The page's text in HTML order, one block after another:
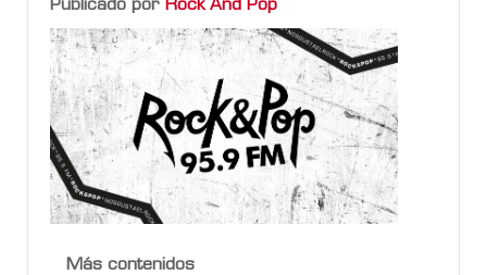
Publicado por Rock And Pop
Más contenidos